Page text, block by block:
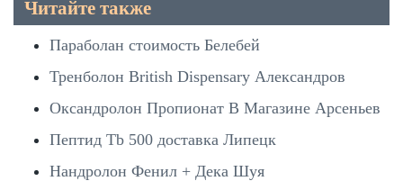
Читайте также
Параболан стоимость Белебей
Тренболон British Dispensary Александров
Оксандролон Пропионат В Магазине Арсеньев
Пептид Tb 500 доставка Липецк
Нандролон Фенил + Дека Шуя